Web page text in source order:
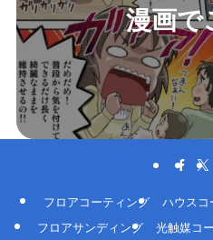
漫画で
フロアコーティング ハウスコ
フロアサンディング
光触媒コ